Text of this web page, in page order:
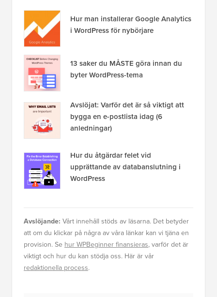
Hur man installerar Google Analytics
i WordPress för nybörjare
13 saker du MÅSTE göra innan du
byter WordPress-tema
Avslöjat: Varför det är så viktigt att
bygga en e-postlista idag (6
anledningar)
Hur du åtgärdar felet vid
upprättande av databanslutning i
WordPress
Avslöjande: Vårt innehåll stöds av läsarna. Det betyder
att om du klickar på några av våra länkar kan vi tjäna en
provision. Se hur WPBeginner finansieras, varför det är
viktigt och hur du kan stödja oss. Här är vår
redaktionella process.